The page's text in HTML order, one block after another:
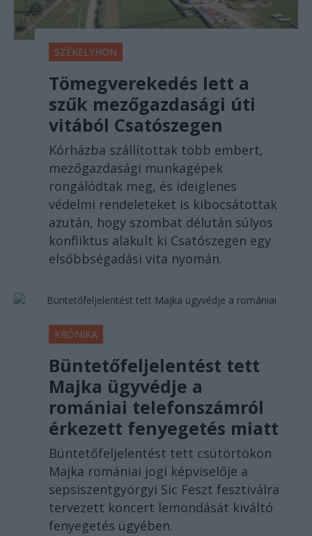
SZÉKELYHON
Tömegverekedés lett a
szűk mezőgazdasági úti
vitából Csatószegen
Kórházba szállítottak több embert,
mezőgazdasági munkagépek
rongálódtak meg, és ideiglenes
védelmi rendeleteket is kibocsátottak
azután, hogy szombat délután súlyos
konfliktus alakult ki Csatószegen egy
elsőbbségadási vita nyomán.
KRÓNIKA
Büntetőfeljelentést tett
Majka ügyvédje a
romániai telefonszámról
érkezett fenyegetés miatt
Büntetőfeljelentést tett csütörtökön
Majka romániai jogi képviselője a
sepsiszentgyörgyi Sic Feszt fesztiválra
tervezett koncert lemondását kiváltó
fenyegetés ügyében.